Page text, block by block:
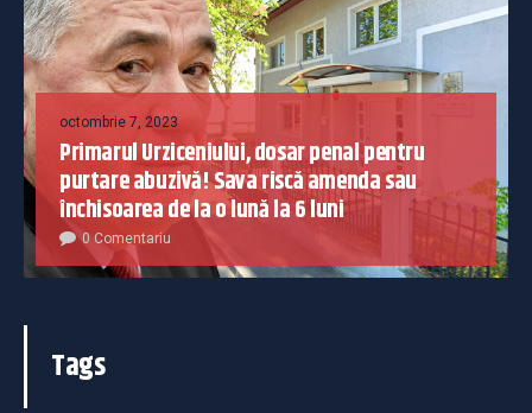
octombrie 7, 2023
Primarul Urziceniului, dosar penal pentru
purtare abuzivă! Sava riscă amenda sau
închisoarea de la o lună la 6 luni
0 Comentariu
Tags